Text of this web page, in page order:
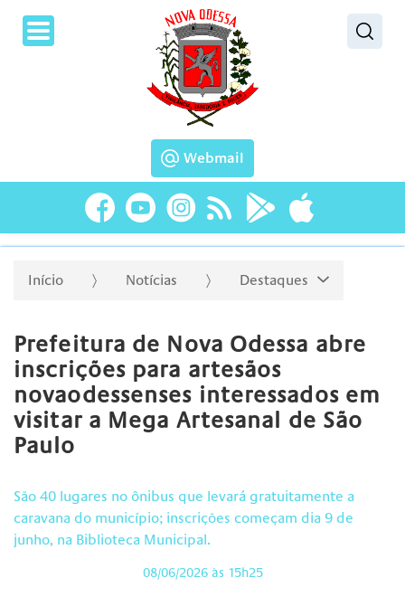
Webmail
Início Notícias Destaques
Prefeitura de Nova Odessa abre
inscrições para artesãos
novaodessenses interessados em
visitar a Mega Artesanal de São
Paulo
São 40 lugares no ônibus que levará gratuitamente a
caravana do município; inscrições começam dia 9 de
junho, na Biblioteca Municipal.
08/06/2026 às 15h25